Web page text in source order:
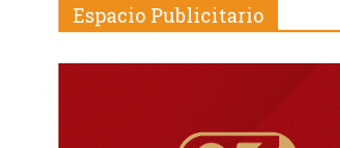
Espacio Publicitario